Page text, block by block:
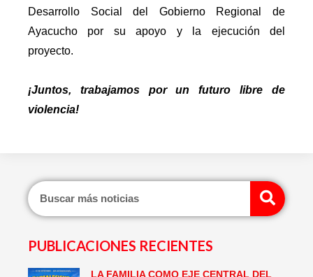
Desarrollo Social del Gobierno Regional de
Ayacucho por su apoyo y la ejecución del
proyecto.
¡Juntos, trabajamos por un futuro libre de
violencia!
PUBLICACIONES RECIENTES
LA FAMILIA COMO EJE CENTRAL DEL